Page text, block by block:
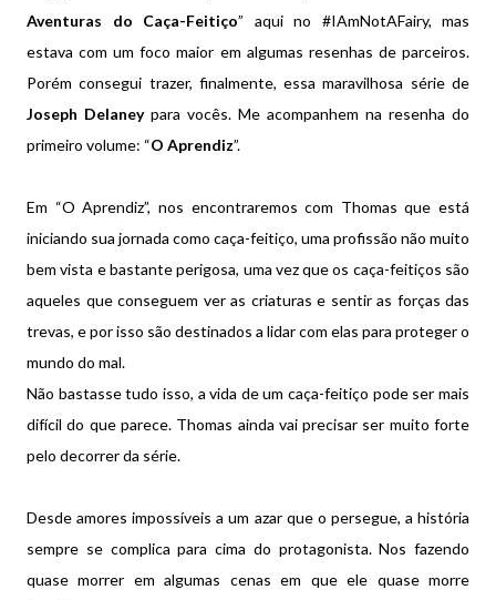
Aventuras do Caça-Feitiço” aqui no #IAmNotAFairy, mas
estava com um foco maior em algumas resenhas de parceiros.
Porém consegui trazer, finalmente, essa maravilhosa série de
Joseph Delaneypara vocês. Me acompanhem na resenha do
primeiro volume: “O Aprendiz”.
Em “O Aprendiz”, nos encontraremos com Thomas que está
iniciando sua jornada como caça-feitiço, uma profissão não muito
bem vista e bastante perigosa, uma vez que os caça-feitiços são
aqueles que conseguem ver as criaturas e sentir as forças das
trevas, e por isso são destinados a lidar com elas para proteger o
mundo do mal.
Não bastasse tudo isso, a vida de um caça-feitiço pode ser mais
difícil do que parece. Thomas ainda vai precisar ser muito forte
pelo decorrer da série.
Desde amores impossíveis a um azar que o persegue, a história
sempre se complica para cima do protagonista. Nos fazendo
quase morrer em algumas cenas em que ele quase morre